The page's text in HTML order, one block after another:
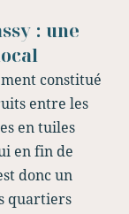
: une
constitué
entre les
en tuiles
en fin de
donc un
quartiers